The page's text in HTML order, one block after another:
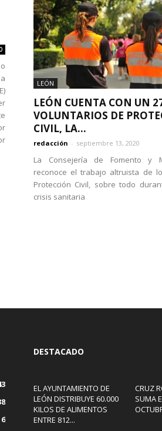
LEÓN
LEÓN CUENTA CON UN
VOLUNTARIOS DE
CIVIL, LA...
redacción - septiembre 13, 2020
La Consejería de Fomento y
reconoce el trabajo altruista de
Protección Civil, sobre todo
crisis sanitaria
6
DESTACADO
EL AYUNTAMIENTO DE
LEÓN DISTRIBUYE 60.000
KILOS DE ALIMENTOS
ENTRE 812...
CRUZ
SUMA